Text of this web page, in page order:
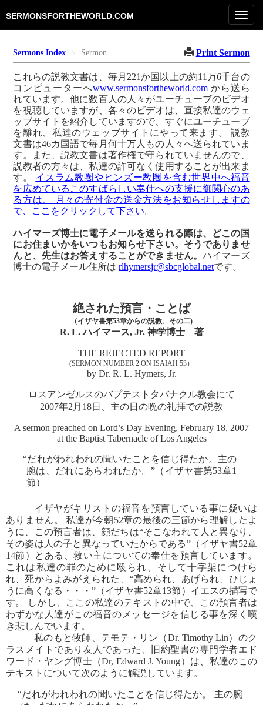
SERMONSFORTHEWORLD.COM
Sermons Index Sermon Print Sermon
これらの説教文書は、毎月221か国以上の約11万6千台の
コンピューターへwww.sermonsfortheworld.comから送ら
れています。他に数百人の人々がユーチューブのビデオ
を視聴していますが、各々のビデオは、直接私達のウェ
ッブサイトを紹介していますので、すぐにユーチューブ
を離れ、私達のウェッブサイトにやって来ます。 説教
文書は46カ国語で毎月何十万人もの人々へ送られていま
す。また、説教文書は著作権で守られていませんので、
説教者の方々は、私達の許可なく使用することが出来ま
す。 イスラム教圏やヒンズー教圏を含む世界中へ福音
を広めているこのすばらしい奉仕への支援に御関心のあ
る方は、 月々の寄付金の送金方法をお知らせしますの
で、ここをクリックして下さい。
ハイマーズ博士に電子メールを送られる際は、どこの国
にお住まいかをいつもお知らせ下さい。そうでありませ
んと、先生はお答えすることができません。ハイマーズ
博士の電子メール住所はrlhymersjr@sbcglobal.netです。
絶された預言・ことば
（イザヤ書第53章からの説教、その二)
R. L. ハイマース, Jr. 神学博士 著
THE REJECTED REPORT
(SERMON NUMBER 2 ON ISAIAH 53）
by Dr. R. L. Hymers, Jr.
ロスアンゼルスのバプテストタバナクル教会にて
2007年2月18日、主の日の晩の礼拝での説教
A sermon preached on Lord’s Day Evening, February 18, 2007
at the Baptist Tabernacle of Los Angeles
“だれがわれわれの聞いたことを信じ得たか。主の
腕は、だれにあらわれたか。”（イザヤ書第53章1
節）
イザヤがキリストの福音を預言している事に疑いは
ありません。 私達が今朝52章の最後の三節から理解したよ
うに、この預言者は、顔だちは“そこなわれて人と異なり、
その姿は人の子と異なっていたからである”（イザヤ書52章
14節）とある、救い主についての奉仕を預言しています。
これは私達の罪のために殴られ、そして十字架につけら
れ、死からよみがえられた、“高められ、あげられ、ひじょ
うに高くなる・・・”（イザヤ書52章13節）イエスの描写で
す。 しかし、ここの私達のテキストの中で、この預言者は
わずかな人達がこの福音のメッセージを信じる事を深く嘆
き悲しんでいます。
私のもと牧師、テモテ・リン（Dr. Timothy Lin）のク
ラスメイトであり友人であった、旧約聖書の専門学者エド
ワード・ヤング博士（Dr, Edward J. Young）は、私達のこの
テキストについて次のように解説しています。
“だれがわれわれの聞いたことを信じ得たか。 主の腕